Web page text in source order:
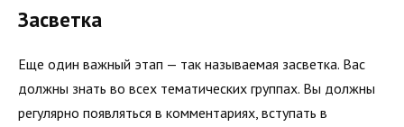
Засветка
Еще один важный этап — так называемая засветка. Вас
долж­ны знать во всех тематических группах. Вы должны
регулярно появляться в комментариях, вступать в